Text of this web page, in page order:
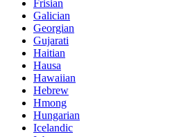
Frisian
Galician
Georgian
Gujarati
Haitian
Hausa
Hawaiian
Hebrew
Hmong
Hungarian
Icelandic